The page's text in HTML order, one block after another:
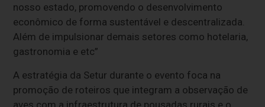
nosso estado, promovendo o desenvolvimento
econômico de forma sustentável e descentralizada.
Além de impulsionar demais setores como hotelaria,
gastronomia e etc”
A estratégia da Setur durante o evento foca na
promoção de roteiros que integram a observação de
aves com a infraestrutura de pousadas rurais e o